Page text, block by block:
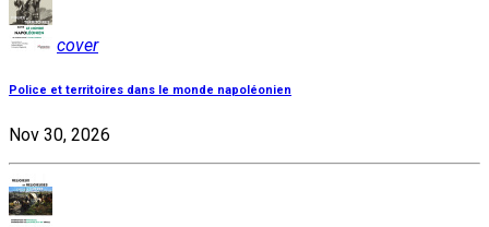
cover
Police et territoires dans le monde napoléonien
Nov 30, 2026